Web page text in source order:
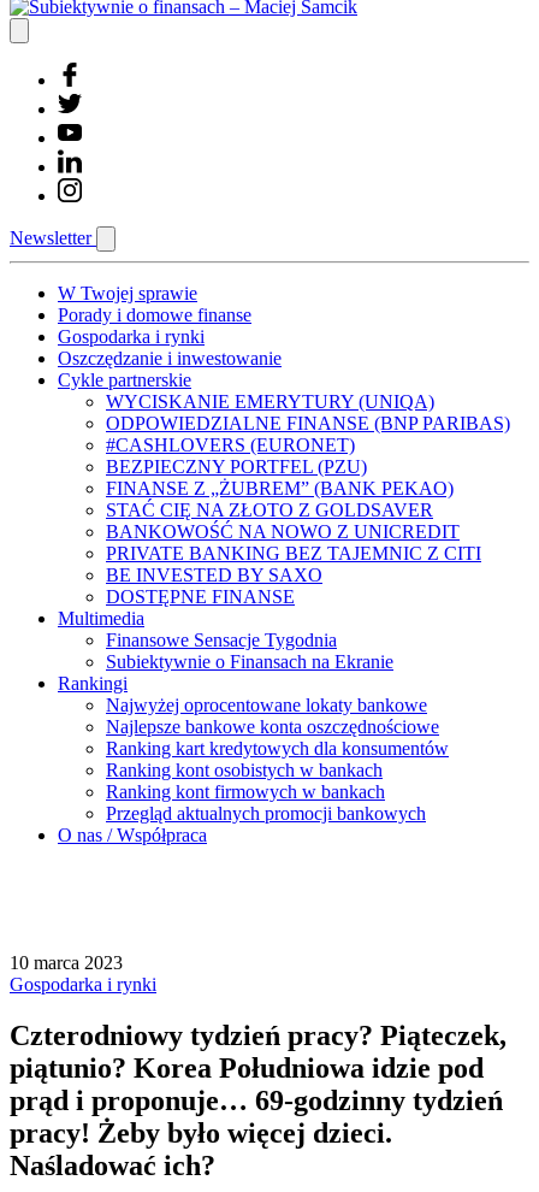
Newsletter
W Twojej sprawie
Porady i domowe finanse
Gospodarka i rynki
Oszczędzanie i inwestowanie
Cykle partnerskie
WYCISKANIE EMERYTURY (UNIQA)
ODPOWIEDZIALNE FINANSE (BNP PARIBAS)
#CASHLOVERS (EURONET)
BEZPIECZNY PORTFEL (PZU)
FINANSE Z „ŻUBREM” (BANK PEKAO)
STAĆ CIĘ NA ZŁOTO Z GOLDSAVER
BANKOWOŚĆ NA NOWO Z UNICREDIT
PRIVATE BANKING BEZ TAJEMNIC Z CITI
BE INVESTED BY SAXO
DOSTĘPNE FINANSE
Multimedia
Finansowe Sensacje Tygodnia
Subiektywnie o Finansach na Ekranie
Rankingi
Najwyżej oprocentowane lokaty bankowe
Najlepsze bankowe konta oszczędnościowe
Ranking kart kredytowych dla konsumentów
Ranking kont osobistych w bankach
Ranking kont firmowych w bankach
Przegląd aktualnych promocji bankowych
O nas / Współpraca
10 marca 2023
Gospodarka i rynki
Czterodniowy tydzień pracy? Piąteczek,
piątunio? Korea Południowa idzie pod
prąd i proponuje… 69-godzinny tydzień
pracy! Żeby było więcej dzieci.
Naśladować ich?